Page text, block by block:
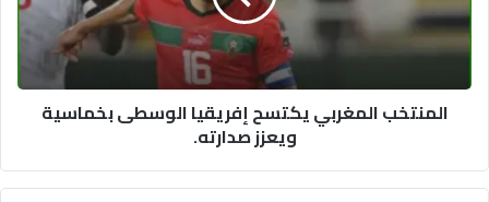
بخماسية
المنتخب المغربي يكتسح إفريقيا الوسطى بخماسية
ويعزز صدارته.